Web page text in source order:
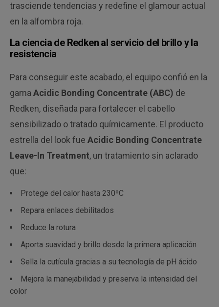
trasciende tendencias y redefine el glamour actual
en la alfombra roja.
La ciencia de Redken al servicio del brillo y la
resistencia
Para conseguir este acabado, el equipo confió en la
gamaAcidic Bonding Concentrate (ABC) de
Redken, diseñada para fortalecer el cabello
sensibilizado o tratado químicamente. El producto
estrella del look fueAcidic Bonding Concentrate
Leave-In Treatment, un tratamiento sin aclarado
que:
Protege del calor hasta 230ºC
Repara enlaces debilitados
Reduce la rotura
Aporta suavidad y brillo desde la primera aplicación
Sella la cutícula gracias a su tecnología de pH ácido
Mejora la manejabilidad y preserva la intensidad del
color